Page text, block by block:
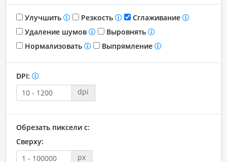
Улучшить Резкость
Сглаживание
Удаление шумов
Выровнять
Нормализовать
Выпрямление
DPI:
dpi
Обрезать пиксели с:
Сверху:
px